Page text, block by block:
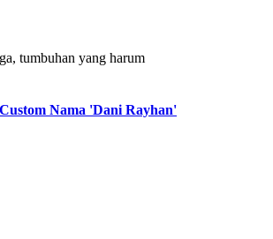
tumbuhan yang harum
Nama 'Dani Rayhan'